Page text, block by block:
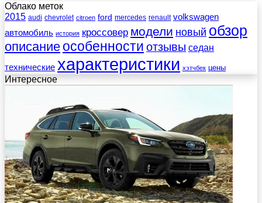
Облако меток
2015 audi chevrolet citroen ford mercedes renault volkswagen
автомобиль история кроссовер модели новый обзор
описание особенности отзывы седан
технические характеристики хэтчбек цены
Интересное